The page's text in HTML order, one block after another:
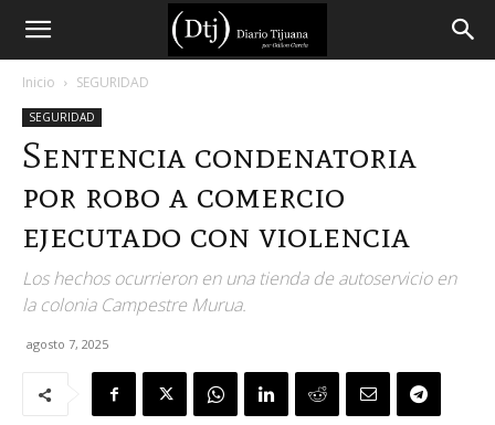
Diario
Tijuana
Inicio SEGURIDAD
SEGURIDAD
Sentencia condenatoria
por robo a comercio
ejecutado con violencia
Los hechos ocurrieron en una tienda de autoservicio en
la colonia Campestre Murua.
agosto 7, 2025